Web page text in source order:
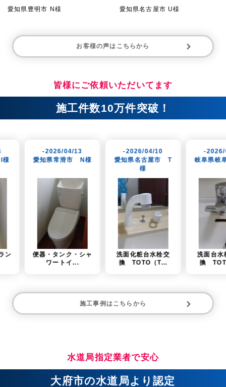
愛知県豊明市 N様
愛知県名古屋市 U様
お客様の声はこちらから
皆様にご依頼いただいてます
施工件数10万件突破！
04/13
滑市 N様
ンク・シャ
-2026/04/10
愛知県名古屋市 T
洗面化粧台水栓交
換 TOTO（T...
-2026/04/07
岐阜県岐阜市 K様
洗面台水栓金具交
換 TOTO（T...
施工事例はこちらから
水道局指定業者で安心
大府市の水道局より認定